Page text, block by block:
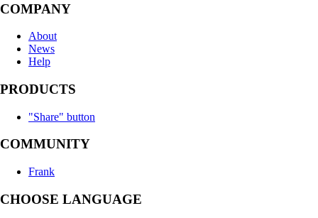
COMPANY
About
News
Help
PRODUCTS
"Share" button
COMMUNITY
Frank
CHOOSE LANGUAGE